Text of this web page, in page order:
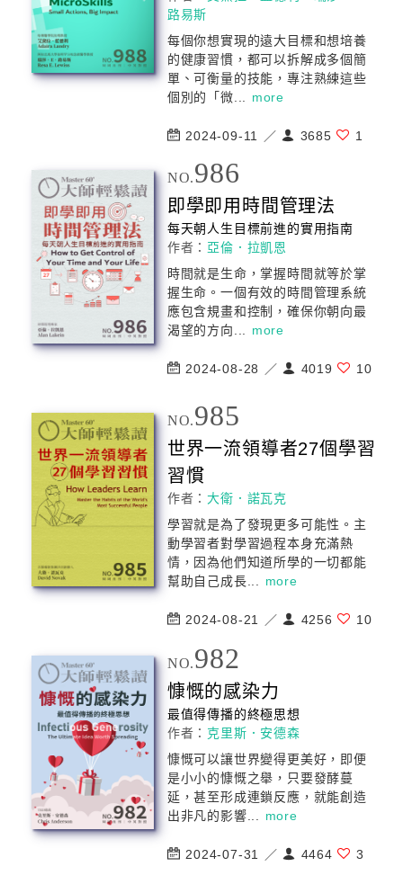
路易斯
每個你想實現的遠大目標和想培養
的健康習慣，都可以拆解成多個簡
單、可衡量的技能，專注熟練這些
個別的「微... more
2024-09-11 ／ 3685 1
NO.986
即學即用時間管理法
每天朝人生目標前進的實用指南
作者： 亞倫．拉凱恩
時間就是生命，掌握時間就等於掌
握生命。一個有效的時間管理系統
應包含規畫和控制，確保你朝向最
渴望的方向... more
2024-08-28 ／ 4019 10
NO.985
世界一流領導者27個學習
習慣
作者：大衛．諾瓦克
學習就是為了發現更多可能性。主
動學習者對學習過程本身充滿熱
情，因為他們知道所學的一切都能
幫助自己成長... more
2024-08-21 ／ 4256 10
NO.982
慷慨的感染力
最值得傳播的終極思想
作者： 克里斯．安德森
慷慨可以讓世界變得更美好，即便
是小小的慷慨之舉，只要發酵蔓
延，甚至形成連鎖反應，就能創造
出非凡的影響... more
2024-07-31 ／ 4464 3